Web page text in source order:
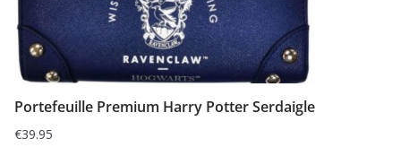
Portefeuille Premium Harry Potter Serdaigle
€39.95